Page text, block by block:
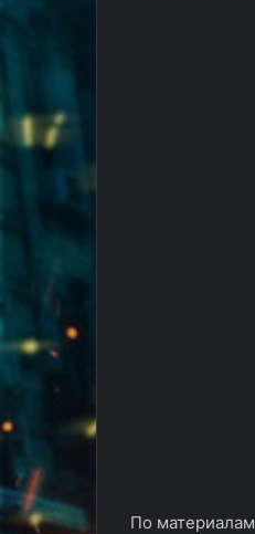
По материалам